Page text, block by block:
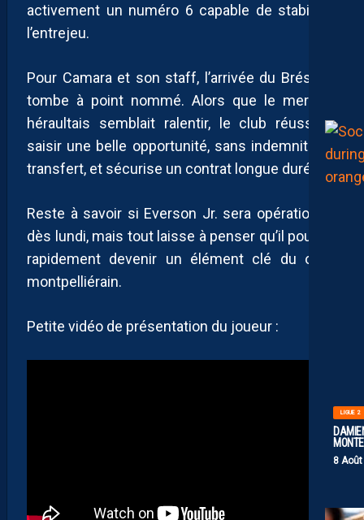
LIGUE 2
8
activement un numéro 6 capable de stabiliser
l’entrejeu.
Pour Camara et son staff, l’arrivée du Brésilien
tombe à point nommé. Alors que le mercato
héraultais semblait ralentir, le club réussit à
saisir une belle opportunité, sans indemnité de
transfert, et sécurise un contrat longue durée.
Reste à savoir si Everson Jr. sera opérationnel
dès lundi, mais tout laisse à penser qu’il pourrait
rapidement devenir un élément clé du onze
montpelliérain.
Petite vidéo de présentation du joueur :